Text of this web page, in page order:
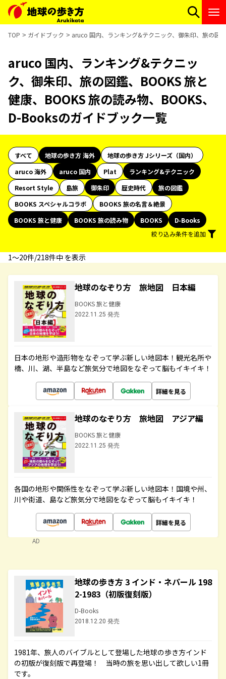
TOP ガイドブック aruco 国内、ランキング&テクニック、御朱印、旅の図
aruco 国内、ランキング&テクニッ
ク、御朱印、旅の図鑑、BOOKS 旅と
健康、BOOKS 旅の読み物、BOOKS、
D-Booksのガイドブック一覧
すべて 地球の歩き方 海外
地球の歩き方 Jシリーズ（国内）
aruco 海外
aruco 国内 Plat
ランキング&テクニック
Resort Style
島旅 御朱印 歴史時代
旅の図鑑
BOOKS スペシャルコラボ
BOOKS 旅の名言＆絶景
BOOKS 旅と健康
BOOKS 旅の読み物 BOOKS
D-Books
絞り込み条件を追加
1〜20件/218件中 を表示
地球のなぞり方 旅地図 日本編
BOOKS 旅と健康
2022.11.25 発売
日本の地形や造形物をなぞって学ぶ新しい地図本！観光名所や
橋、川、湖、半島など旅気分で地図をなぞって脳もイキイキ！
詳細を見る
地球のなぞり方 旅地図 アジア編
BOOKS 旅と健康
2022.11.25 発売
各国の地形や関係性をなぞって学ぶ新しい地図本！国境や州、
川や街道、島など旅気分で地図をなぞって脳もイキイキ！
詳細を見る
AD
地球の歩き方 3 インド・ネパール 198
2-1983（初版復刻版）
D-Books
2018.12.20 発売
1981年、旅人のバイブルとして登場した地球の歩き方インド
の初版が復刻版で再登場！ 当時の旅を思い出して欲しい1冊
です。